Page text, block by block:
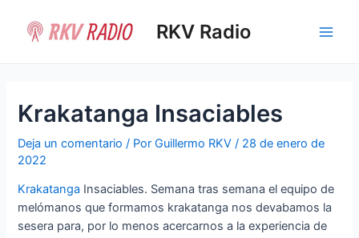
contenido
RKV Radio
Krakatanga Insaciables
Deja un comentario / PorGuillermo RKV/ 28 de enero de
2022
Krakatanga Insaciables. Semana tras semana el equipo de
melómanos que formamos krakatanga nos devabamos la
sesera para, por lo menos acercarnos a la experiencia de